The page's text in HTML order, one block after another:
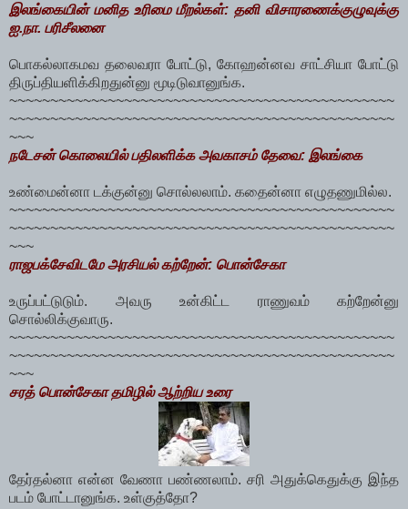
இலங்கையின் மனித உரிமை மீறல்கள்: தனி விசாரணைக்குழுவுக்கு
ஐ.நா. பரிசீலனை
பொகல்லாகமவ தலைவரா போட்டு, கோஹன்னவ சாட்சியா போட்டு
திருப்தியளிக்கிறதுன்னு மூடிடுவானுங்க.
~~~~~~~~~~~~~~~~~~~~~~~~~~~~~~~~~~~~~~~~~~~~~~~
~~~~~~~~~~~~~~~~~~~~~~~~~~~~~~~~~~~~~~~~~~~~~~~
~~~
நடேசன் கொலையில் பதிலளிக்க அவகாசம் தேவை: இலங்கை
உண்மைன்னா டக்குன்னு சொல்லலாம். கதைன்னா எழுதணுமில்ல.
~~~~~~~~~~~~~~~~~~~~~~~~~~~~~~~~~~~~~~~~~~~~~~~
~~~~~~~~~~~~~~~~~~~~~~~~~~~~~~~~~~~~~~~~~~~~~~~
~~~
ராஜபக்சேவிடமே அரசியல் கற்றேன்: பொன்சேகா
உருப்பட்டுடும். அவரு உன்கிட்ட ராணுவம் கற்றேன்னு
சொல்லிக்குவாரு.
~~~~~~~~~~~~~~~~~~~~~~~~~~~~~~~~~~~~~~~~~~~~~~~
~~~~~~~~~~~~~~~~~~~~~~~~~~~~~~~~~~~~~~~~~~~~~~~
~~~
சரத் பொன்சேகா தமிழில் ஆற்றிய உரை
தேர்தல்னா என்ன வேணா பண்ணலாம். சரி அதுக்கெதுக்கு இந்த
படம் போட்டானுங்க. உள்குத்தோ?